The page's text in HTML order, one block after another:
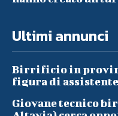
Ultimi annunci
Birrificio in
figura di
Giovane tecnico